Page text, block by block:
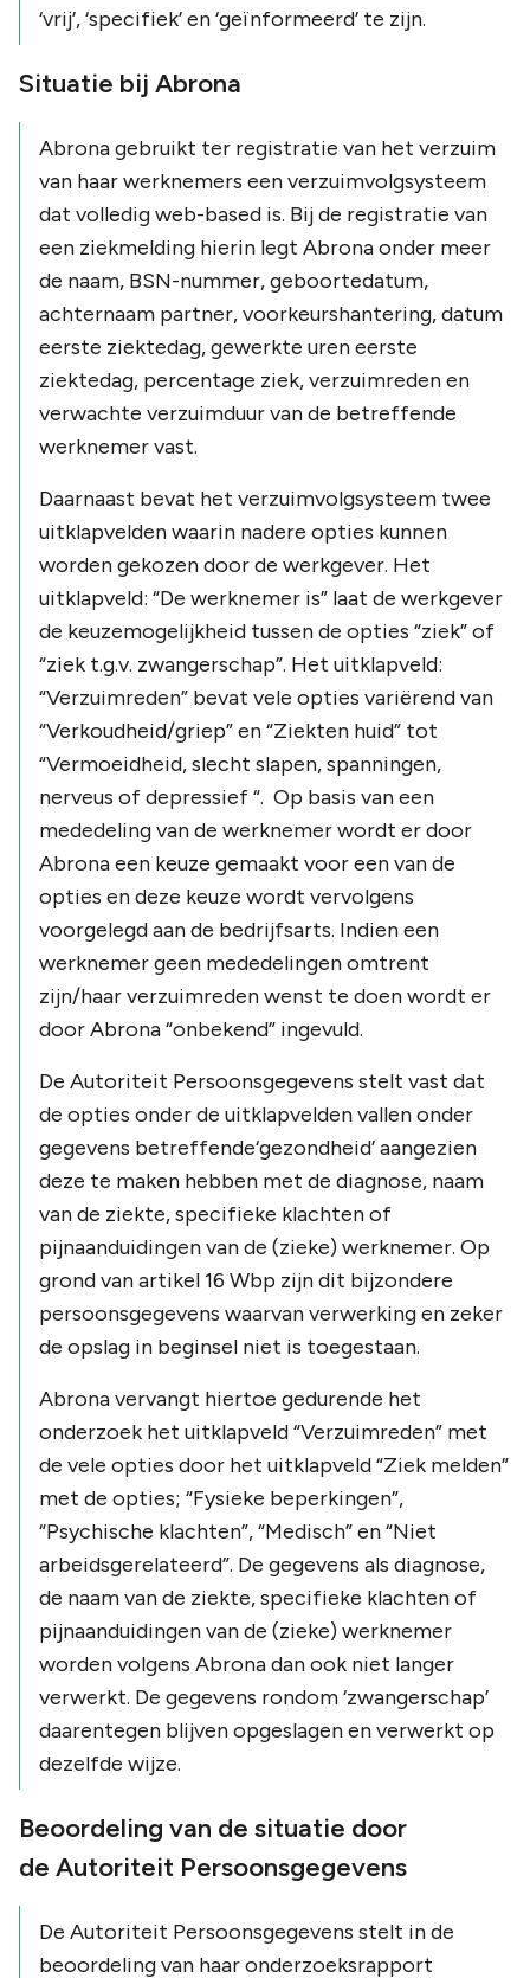
‘vrij’, ‘specifiek’ en ‘geïnformeerd’ te zijn.
Situatie bij Abrona
Abrona gebruikt ter registratie van het verzuim
van haar werknemers een verzuimvolgsysteem
dat volledig web-based is. Bij de registratie van
een ziekmelding hierin legt Abrona onder meer
de naam, BSN-nummer, geboortedatum,
achternaam partner, voorkeurshantering, datum
eerste ziektedag, gewerkte uren eerste
ziektedag, percentage ziek, verzuimreden en
verwachte verzuimduur van de betreffende
werknemer vast.
Daarnaast bevat het verzuimvolgsysteem twee
uitklapvelden waarin nadere opties kunnen
worden gekozen door de werkgever. Het
uitklapveld: “De werknemer is” laat de werkgever
de keuzemogelijkheid tussen de opties “ziek”of
“ziek t.g.v. zwangerschap”. Het uitklapveld:
“Verzuimreden” bevat vele opties variërend van
“Verkoudheid/griep”en“Ziekten huid” tot
“Vermoeidheid, slecht slapen, spanningen,
nerveus of depressief “. Op basis van een
mededeling van de werknemer wordt er door
Abrona een keuze gemaakt voor een van de
opties en deze keuze wordt vervolgens
voorgelegd aan de bedrijfsarts. Indien een
werknemer geen mededelingen omtrent
zijn/haar verzuimreden wenst te doen wordt er
door Abrona“onbekend” ingevuld.
De Autoriteit Persoonsgegevens stelt vast dat
de opties onder de uitklapvelden vallen onder
gegevens betreffende‘gezondheid’aangezien
deze te maken hebben met de diagnose, naam
van de ziekte, specifieke klachten of
pijnaanduidingen van de (zieke) werknemer. Op
grond van artikel 16 Wbp zijn dit bijzondere
persoonsgegevens waarvan verwerking en zeker
de opslag in beginsel niet is toegestaan.
Abrona vervangt hiertoe gedurende het
onderzoek het uitklapveld“Verzuimreden” met
de vele opties door het uitklapveld“Ziek melden”
met de opties; “Fysieke beperkingen”,
“Psychische klachten”,“Medisch”en“Niet
arbeidsgerelateerd”. De gegevens als diagnose,
de naam van de ziekte, specifieke klachten of
pijnaanduidingen van de (zieke) werknemer
worden volgens Abrona dan ook niet langer
verwerkt. De gegevens rondom‘zwangerschap’
daarentegen blijven opgeslagen en verwerkt op
dezelfde wijze.
Beoordeling van de situatie door
de Autoriteit Persoonsgegevens
De Autoriteit Persoonsgegevens stelt in de
beoordeling van haar onderzoeksrapport